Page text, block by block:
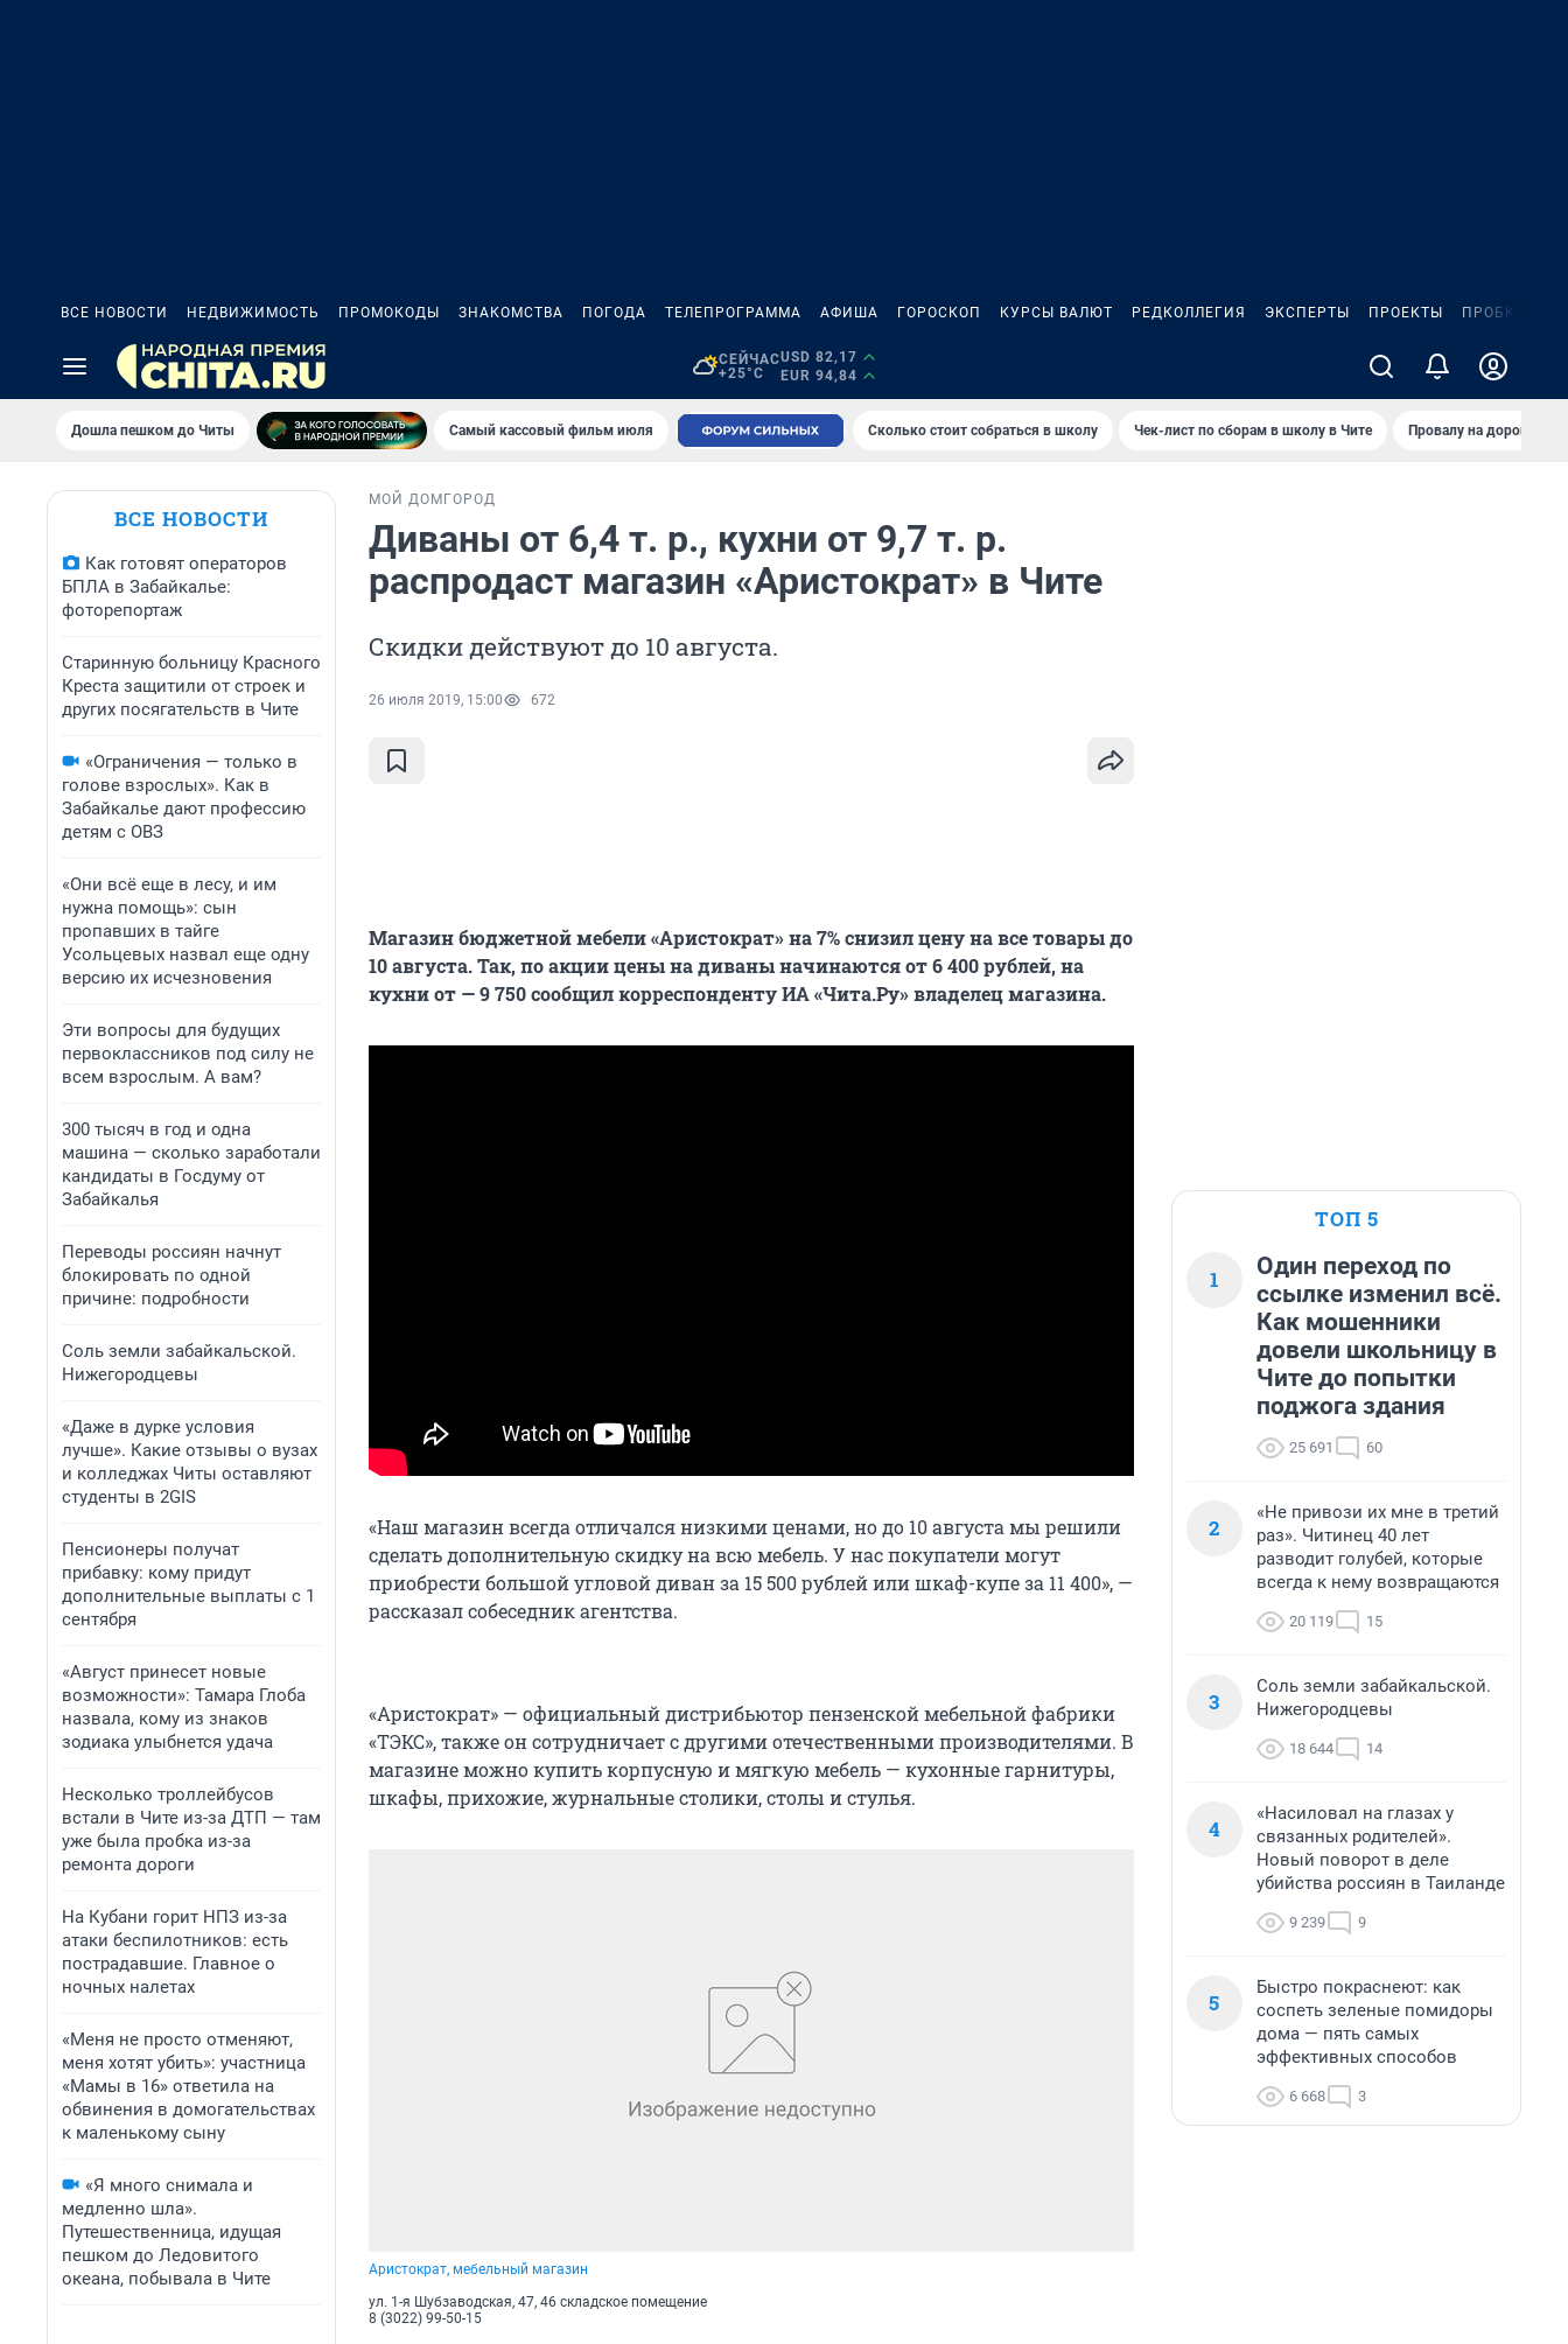
ВСЕ НОВОСТИ НЕДВИЖИМОСТЬ ПРОМОКОДЫ ЗНАКОМСТВА ПОГОДА ТЕЛЕПРОГРАММА АФИША ГОРОСКОП КУРСЫ ВАЛЮТ РЕДКОЛЛЕГИЯ ЭКСПЕРТЫ ПРОЕКТЫ ПРОБКИ
СЕЙЧАС
+25°C
USD 82,17
EUR 94,84
Дошла пешком до Читы Самый кассовый фильм июля Сколько стоит собраться в школу Чек-лист по сборам в школу в Чите Провалу на дороге
ВСЕ НОВОСТИ
Как готовят операторов
БПЛА в Забайкалье:
фоторепортаж
Старинную больницу Красного
Креста защитили от строек и
других посягательств в Чите
«Ограничения — только в
голове взрослых». Как в
Забайкалье дают профессию
детям с ОВЗ
«Они всё еще в лесу, и им
нужна помощь»: сын
пропавших в тайге
Усольцевых назвал еще одну
версию их исчезновения
Эти вопросы для будущих
первоклассников под силу не
всем взрослым. А вам?
300 тысяч в год и одна
машина — сколько заработали
кандидаты в Госдуму от
Забайкалья
Переводы россиян начнут
блокировать по одной
причине: подробности
Соль земли забайкальской.
Нижегородцевы
«Даже в дурке условия
лучше». Какие отзывы о вузах
и колледжах Читы оставляют
студенты в 2GIS
Пенсионеры получат
прибавку: кому придут
дополнительные выплаты с 1
сентября
«Август принесет новые
возможности»: Тамара Глоба
назвала, кому из знаков
зодиака улыбнется удача
Несколько троллейбусов
встали в Чите из-за ДТП — там
уже была пробка из-за
ремонта дороги
На Кубани горит НПЗ из-за
атаки беспилотников: есть
пострадавшие. Главное о
ночных налетах
«Меня не просто отменяют,
меня хотят убить»: участница
«Мамы в 16» ответила на
обвинения в домогательствах
к маленькому сыну
«Я много снимала и
медленно шла».
Путешественница, идущая
пешком до Ледовитого
океана, побывала в Чите
МОЙ ДОМ ГОРОД
Диваны от 6,4 т. р., кухни от 9,7 т. р.
распродаст магазин «Аристократ» в Чите
Скидки действуют до 10 августа.
26 июля 2019, 15:00 672
Магазин бюджетной мебели «Аристократ» на 7% снизил цену на все товары до
10 августа. Так, по акции цены на диваны начинаются от 6 400 рублей, на
кухни от — 9 750 сообщил корреспонденту ИА «Чита.Ру» владелец магазина.
«Наш магазин всегда отличался низкими ценами, но до 10 августа мы решили
сделать дополнительную скидку на всю мебель. У нас покупатели могут
приобрести большой угловой диван за 15 500 рублей или шкаф-купе за 11 400», —
рассказал собеседник агентства.
«Аристократ» — официальный дистрибьютор пензенской мебельной фабрики
«ТЭКС», также он сотрудничает с другими отечественными производителями. В
магазине можно купить корпусную и мягкую мебель — кухонные гарнитуры,
шкафы, прихожие, журнальные столики, столы и стулья.
Аристократ, мебельный магазин
ул. 1-я Шубзаводская, 47, 46 складское помещение
8 (3022) 99-50-15
ТОП 5
1
Один переход по
ссылке изменил всё.
Как мошенники
довели школьницу в
Чите до попытки
поджога здания
25 691 60
2
«Не привози их мне в третий
раз». Читинец 40 лет
разводит голубей, которые
всегда к нему возвращаются
20 119 15
3
Соль земли забайкальской.
Нижегородцевы
18 644 14
4
«Насиловал на глазах у
связанных родителей».
Новый поворот в деле
убийства россиян в Таиланде
9 239 9
5
Быстро покраснеют: как
соспеть зеленые помидоры
дома — пять самых
эффективных способов
6 668 3